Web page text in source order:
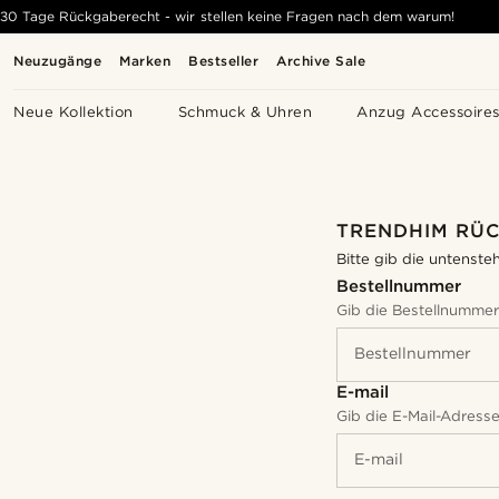
Neuzugänge Marken Bestseller Archive Sale
Neue Kollektion Schmuck & Uhren Anzug Accessoires
30 Tage Rückgaberecht - wir stellen keine Fragen nach dem warum!
TRENDHIM
Bitte gib die
Bestellnummer
Gib die
Bestellnummer
E-mail
Gib die E-Mail-
E-mail